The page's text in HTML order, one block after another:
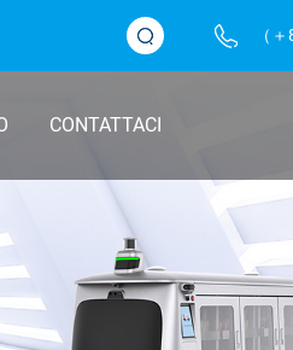
（
CONTATTACI